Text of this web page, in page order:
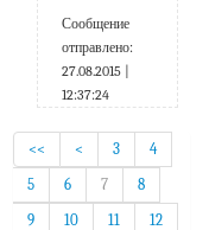
Сообщение
отправлено:
27.08.2015 |
12:37:24
<< < 3
4
5
6 7
8
9
10 11
12